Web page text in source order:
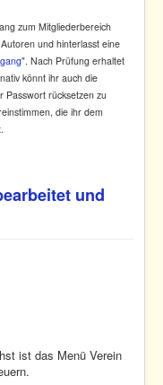
zum Mitgliederbereich
und hinterlasst eine
". Nach Prüfung erhaltet
könnt ihr auch die
Passwort rücksetzen zu
die ihr dem
und
ist das Menü Verein